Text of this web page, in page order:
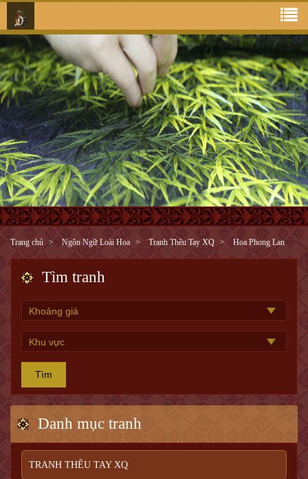
Trang chủ Ngôn Ngữ Loài Hoa Tranh Thêu Tay XQ Hoa Phong Lan
Tìm tranh
Tìm
Danh mục tranh
TRANH THÊU TAY XQ